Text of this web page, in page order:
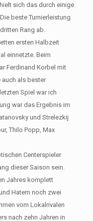
sich das durch einige
beste Turnierleistung
Rang ab.
ersten Halbzeit
einnetzte. Beim
Ferdinand Korbel mit
auch als bester
Spiel war ich
war das Ergebnis im
und Strelezkij
Thilo Popp, Max
Centerspieler
dieser Saison sein.
Jahres komplett
Hatem noch zwei
vom Lokalrivalen
nach zehn Jahren in